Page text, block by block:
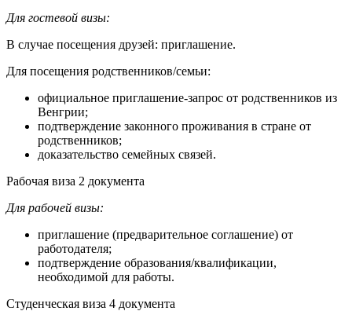
Для гостевой визы:
В случае посещения друзей: приглашение.
Для посещения родственников/семьи:
официальное приглашение-запрос от родственников из
Венгрии;
подтверждение законного проживания в стране от
родственников;
доказательство семейных связей.
Рабочая виза 2 документа
Для рабочей визы:
приглашение (предварительное соглашение) от
работодателя;
подтверждение образования/квалификации,
необходимой для работы.
Студенческая виза 4 документа